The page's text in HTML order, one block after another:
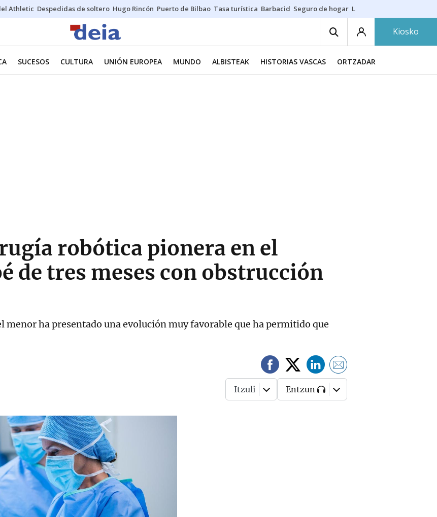
Athletic Despedidas de soltero Hugo Rincón Puerto de Bilbao Tasa turística Barbacid Seguro de hogar Lío Athletic-Osasuna
Kiosko
SUCESOS CULTURA UNIÓN EUROPEA MUNDO ALBISTEAK HISTORIAS VASCAS ORTZADAR
robótica pionera en el
de tres meses con obstrucción
ha presentado una evolución muy favorable que ha permitido que
Itzuli Entzun